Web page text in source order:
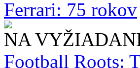
Ferrari: 75 rokov
NA
Football Roots: